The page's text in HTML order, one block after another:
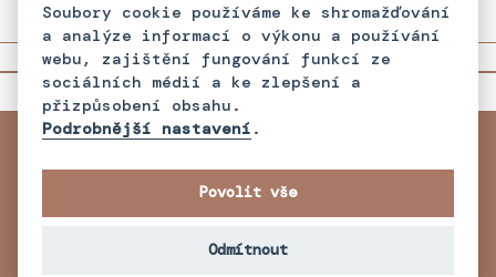
Bader Philanthropies, Inc.
Soubory cookie používáme ke shromažďování
a analýze informací o výkonu a používání
webu, zajištění fungování funkcí ze
sociálních médií a ke zlepšení a
přizpůsobení obsahu.
Podrobnější nastavení .
Povolit vše
Odmítnout